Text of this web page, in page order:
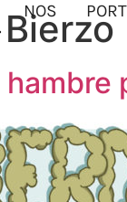
NOS
Bierzo